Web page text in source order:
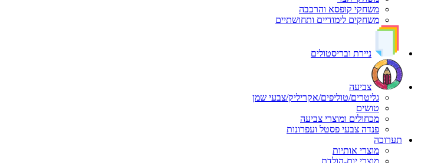
משחקי קופסא והרכבה
משחקים לימודיים ותחושתיים
ניירת ובריסטולים
צביעה
גליטרים/טוליפים/אקריליק/צבעי שמן
טושים
מכחולים ומוצרי צביעה
פנדה צבעי פסטל ועפרונות
תערוכה
מוצרי אותיות
מוצרי יום-הולדת